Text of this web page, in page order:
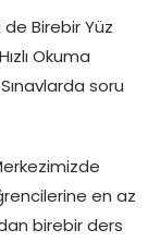
Birebir Yüz
Okuma
soru
en az
birebir ders